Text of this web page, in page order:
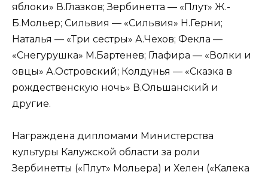
яблоки» В.Глазков; Зербинетта — «Плут» Ж.-
Б.Мольер; Сильвия — «Сильвия» Н.Герни;
Наталья — «Три сестры» А.Чехов; Фекла —
«Снегурушка» М.Бартенев; Глафира — «Волки и
овцы» А.Островский; Колдунья — «Сказка в
рождественскую ночь» В.Ольшанский и
другие.
Награждена дипломами Министерства
культуры Калужской области за роли
Зербинетты («Плут» Мольера) и Хелен («Калека